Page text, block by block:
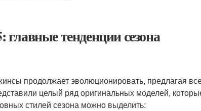
тенденции сезона
продолжает эволюционировать, предлагая
целый ряд оригинальных моделей,
стилей сезона можно выделить: